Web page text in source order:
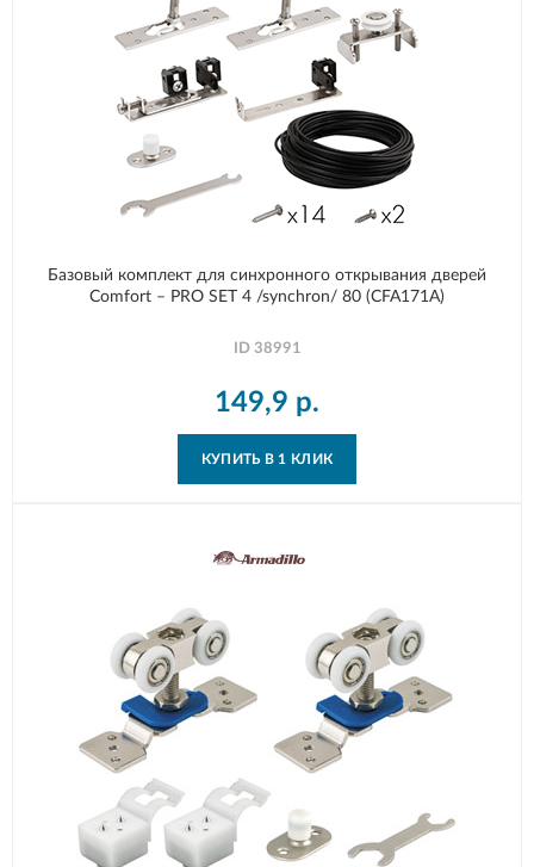
Базовый комплект для синхронного открывания дверей
Comfort – PRO SET 4 /synchron/ 80 (CFA171A)
ID 38991
149,9 р.
КУПИТЬ В 1 КЛИК